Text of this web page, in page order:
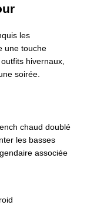
les
une touche
hivernaux,
soirée.
chaud doublé
les basses
associée